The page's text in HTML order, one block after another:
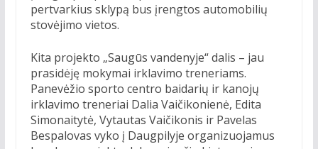
pertvarkius sklypą bus įrengtos automobilių
stovėjimo vietos.
Kita projekto „Saugūs vandenyje“ dalis – jau
prasidėję mokymai irklavimo treneriams.
Panevėžio sporto centro baidarių ir kanojų
irklavimo treneriai Dalia Vaičikonienė, Edita
Simonaitytė, Vytautas Vaičikonis ir Pavelas
Bespalovas vyko į Daugpilyje organizuojamus